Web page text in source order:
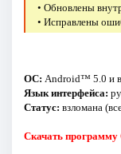
• Обновлены
• Исправлены
ОС: Android™ 5.0 и
Язык интерфейса:
Статус: взломана
Скачать программу